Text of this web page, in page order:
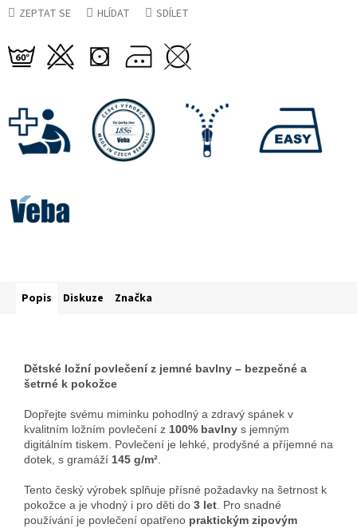
ZEPTAT SE HLÍDAT SDÍLET
Popis Diskuze Značka
Dětské ložní povlečení z jemné bavlny – bezpečné a
šetrné k pokožce
Dopřejte svému miminku pohodlný a zdravý spánek v
kvalitním ložním povlečení z 100% bavlny s jemným
digitálním tiskem. Povlečení je lehké, prodyšné a příjemné na
dotek, s gramáží 145 g/m².
Tento český výrobek splňuje přísné požadavky na šetrnost k
pokožce a je vhodný i pro děti do 3 let. Pro snadné
používání je povlečení opatřeno praktickým zipovým